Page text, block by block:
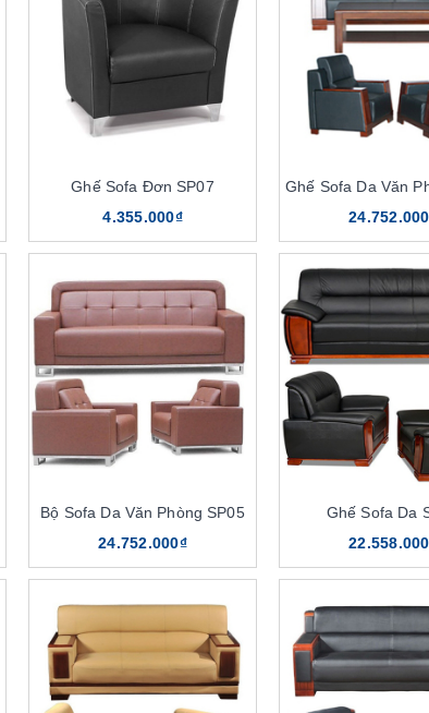
Ghế Sofa Đơn SP07
4.355.000₫
Ghế Sofa Da Văn
Bộ Sofa Da Văn Phòng SP05
24.752.000₫
Ghế Sofa Da